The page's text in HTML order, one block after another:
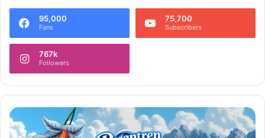
95,000
Fans
75,700
Subscribers
767k
Followers